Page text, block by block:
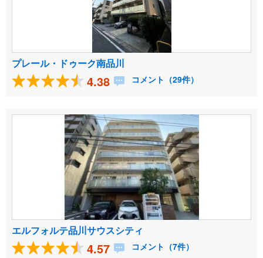
プレール・ドゥーク南品川
4.38 コメント（29件）
エルフォルテ品川サウスシティ
4.57 コメント（7件）